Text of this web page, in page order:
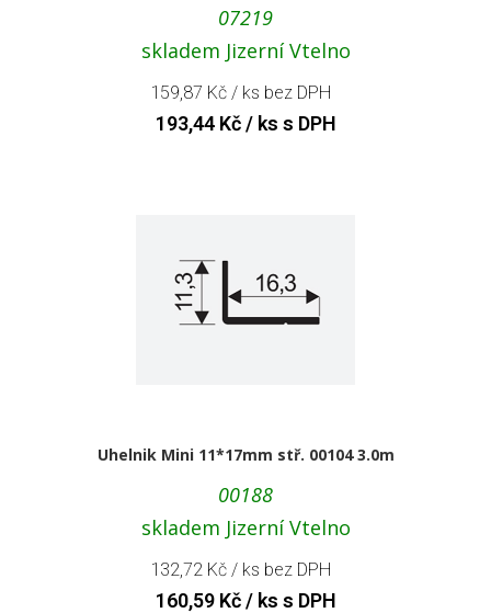
07219
skladem Jizerní Vtelno
159,87 Kč/ ks bez DPH
193,44 Kč/ ks s DPH
Uhelnik Mini 11*17mm stř. 00104 3.0m
00188
skladem Jizerní Vtelno
132,72 Kč/ ks bez DPH
160,59 Kč/ ks s DPH